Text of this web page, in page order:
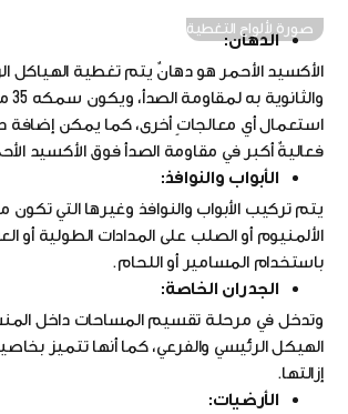
صورة لألواح التغطية
الدهان:
الأكسيد الأحمر هو دهانٌ يتم تغطية الهياكل
استعمال أي معالجاتٍ أخرى، كما يمكن إضافة
فعاليةٌ أكبر في مقاومة الصدأ فوق الأكسيد
الأبواب والنوافذ:
يتم تركيب الأبواب والنوافذ وغيرها التي
الألمنيوم أو الصلب على المدادات الطولية أو
باستخدام المسامير أو اللحام.
الجدران الخاصة:
وتدخل في مرحلة تقسيم المساحات داخل
الهيكل الرئيسي والفرعي، كما أنها تتميز
إزالتها.
الأرضيات: